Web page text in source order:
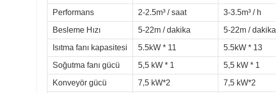
Performans 2-2.5m³ / saat 3-3.5m³ / h
Besleme Hızı 5-22m / dakika 5-22m / dakika
Isıtma fanı kapasitesi 5.5kW * 11 5.5kW * 13
Soğutma fanı gücü 5,5 kW * 1 5,5 kW * 1
Konveyör gücü 7,5 kW*2 7,5 kW*2